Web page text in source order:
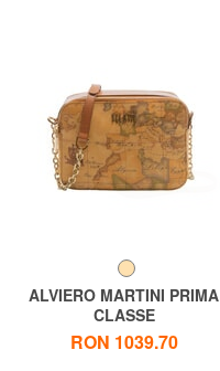
ALVIERO MARTINI PRIMA
CLASSE
GEO CLASSIC Geantă de
umăr pentru cameră foto
RON 1039.70